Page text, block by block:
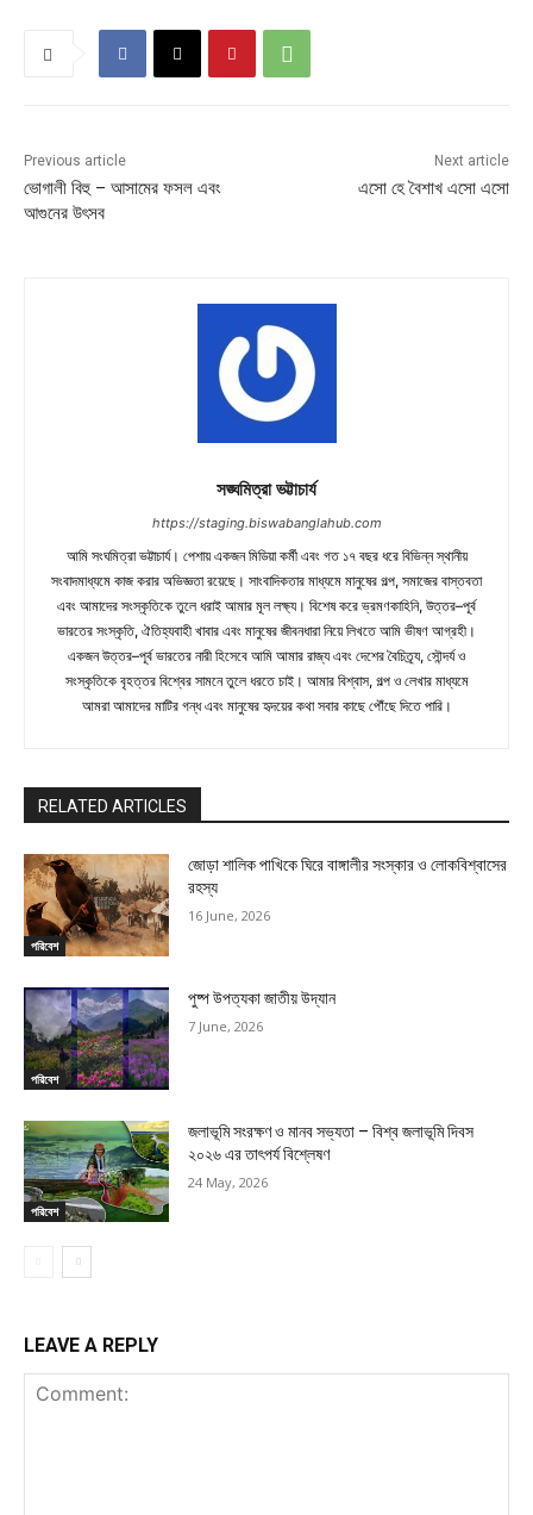
Previous article
ভোগালী বিহু – আসামের ফসল এবং
আগুনের উৎসব
Next article
এসো হে বৈশাখ এসো এসো
সঙ্ঘমিত্রা ভট্টাচার্য
https://staging.biswabanglahub.com
আমি সংঘমিত্রা ভট্টাচার্য। পেশায় একজন মিডিয়া কর্মী এবং গত ১৭ বছর ধরে বিভিন্ন স্থানীয়
সংবাদমাধ্যমে কাজ করার অভিজ্ঞতা রয়েছে। সাংবাদিকতার মাধ্যমে মানুষের গল্প, সমাজের বাস্তবতা
এবং আমাদের সংস্কৃতিকে তুলে ধরাই আমার মূল লক্ষ্য। বিশেষ করে ভ্রমণকাহিনি, উত্তর–পূর্ব
ভারতের সংস্কৃতি, ঐতিহ্যবাহী খাবার এবং মানুষের জীবনধারা নিয়ে লিখতে আমি ভীষণ আগ্রহী।
একজন উত্তর–পূর্ব ভারতের নারী হিসেবে আমি আমার রাজ্য এবং দেশের বৈচিত্র্য, সৌন্দর্য ও
সংস্কৃতিকে বৃহত্তর বিশ্বের সামনে তুলে ধরতে চাই। আমার বিশ্বাস, গল্প ও লেখার মাধ্যমে
আমরা আমাদের মাটির গন্ধ এবং মানুষের হৃদয়ের কথা সবার কাছে পৌঁছে দিতে পারি।
RELATED ARTICLES
পরিবেশ
জোড়া শালিক পাখিকে ঘিরে বাঙ্গালীর সংস্কার ও লোকবিশ্বাসের
রহস্য
16 June, 2026
পরিবেশ
পুষ্প উপত্যকা জাতীয় উদ্যান
7 June, 2026
পরিবেশ
জলাভূমি সংরক্ষণ ও মানব সভ্যতা – বিশ্ব জলাভূমি দিবস
২০২৬ এর তাৎপর্য বিশ্লেষণ
24 May, 2026
LEAVE A REPLY